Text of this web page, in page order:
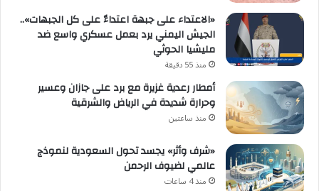
«الاعتداء على جبهة اعتداءٌ على كل الجبهات»..
الجيش اليمني يرد بعمل عسكري واسع ضد
مليشيا الحوثي
منذ 55 دقيقة
أمطار رعدية غزيرة مع برد على جازان وعسير
وحرارة شديدة في الرياض والشرقية
منذ ساعتين
«شرف وأثر» يجسد تحول السعودية لنموذج
عالمي لضيوف الرحمن
منذ 4 ساعات